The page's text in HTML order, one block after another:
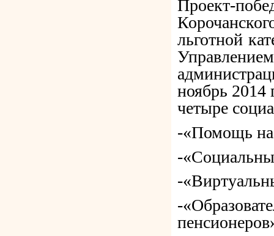
Проект-
льготной
ноябрь 2014
четыре
-«Помощь на
-
-
-